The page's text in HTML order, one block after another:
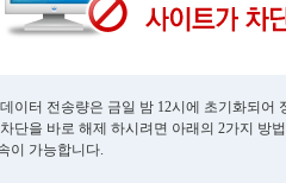
이터 전송량은 금일 밤 12시에 초기화되어
단을 바로 해제 하시려면 아래의 2가지 방
이 가능합니다.